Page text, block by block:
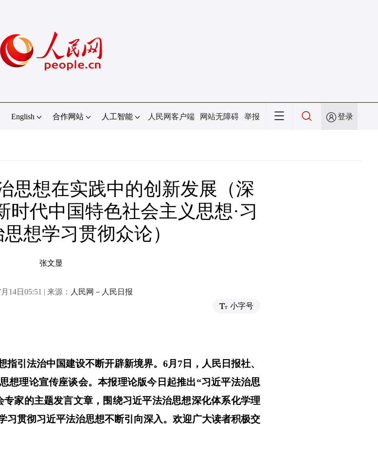
English 合作网站 人工智能 人民网客户端 网站无障碍 举报 登录
思想在实践中的创新发展（深
时代中国特色社会主义思想·习
想学习贯彻众论）
张文显
14日05:51 | 来源： 人民网－人民日报
小字号
指引法治中国建设不断开辟新境界。6月7日，人民日报社、
想理论宣传座谈会。本报理论版今日起推出“习近平法治思
家的主题发言文章，围绕习近平法治思想深化体系化学理
习贯彻习近平法治思想不断引向深入。欢迎广大读者积极交